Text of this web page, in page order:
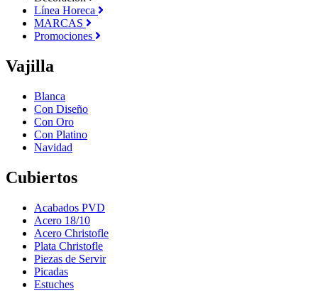
Línea Horeca
MARCAS
Promociones
Vajilla
Blanca
Con Diseño
Con Oro
Con Platino
Navidad
Cubiertos
Acabados PVD
Acero 18/10
Acero Christofle
Plata Christofle
Piezas de Servir
Picadas
Estuches